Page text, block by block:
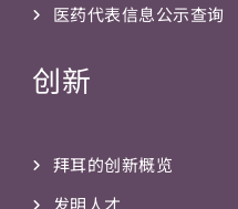
医药代表信息公示查询
创新
拜耳的创新概览
发明人才